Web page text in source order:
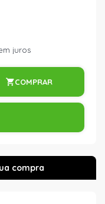
juros
COMPRAR